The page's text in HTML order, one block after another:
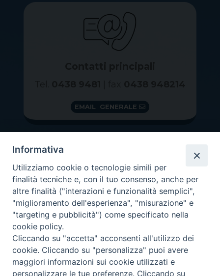
EMAIL GENERALE
GRAZIE PER IL TUO AIUTO
Insieme per la Diocesi
Informativa
Utilizziamo cookie o tecnologie simili per
finalità tecniche e, con il tuo consenso, anche per
altre finalità ("interazioni e funzionalità semplici",
"miglioramento dell'esperienza", "misurazione" e
"targeting e pubblicità") come specificato nella
cookie policy.
Cliccando su "accetta" acconsenti all'utilizzo dei
cookie. Cliccando su "personalizza" puoi avere
maggiori informazioni sui cookie utilizzati e
personalizzare le tue preferenze. Cliccando su